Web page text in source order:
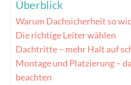
Überblick
Warum Dachsicherheit so
Die richtige Leiter wählen
Dachtritte – mehr Halt auf
Montage und Platzierung –
beachten